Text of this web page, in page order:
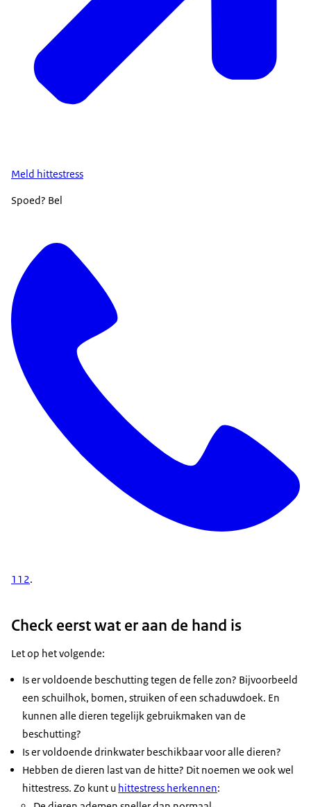
Meld hittestress
Spoed? Bel
112.
Check eerst wat er aan de hand is
Let op het volgende:
Is er voldoende beschutting tegen de felle zon? Bijvoorbeeld
een schuilhok, bomen, struiken of een schaduwdoek. En
kunnen alle dieren tegelijk gebruikmaken van de
beschutting?
Is er voldoende drinkwater beschikbaar voor alle dieren?
Hebben de dieren last van de hitte? Dit noemen we ook wel
hittestress. Zo kunt u hittestress herkennen: